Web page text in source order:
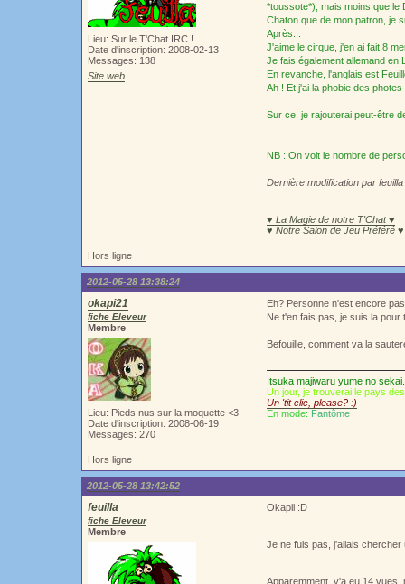
Lieu: Sur le T'Chat IRC !
Date d'inscription: 2008-02-13
Messages: 138
Site web
*toussote*), mais moins que le
Chaton que de mon patron, je
Après...
J'aime le cirque, j'en ai fait 8
Je fais également allemand en
En revanche, l'anglais est
Ah ! Et j'ai la phobie des
Sur ce, je rajouterai peut-être
NB : On voit le nombre de
Dernière modification par
♥ La Magie de notre T'Chat ♥
♥ Notre Salon de Jeu Préféré ♥
Hors ligne
2012-05-28 13:38:24
okapi21
fiche Eleveur
Membre
Lieu: Pieds nus sur la moquette <3
Date d'inscription: 2008-06-19
Messages: 270
Eh? Personne n'est encore
Ne t'en fais pas, je suis la
Befouille, comment va la
Itsuka majiwaru yume no
Un jour, je trouverai le pays
Un 'tit clic, please? :)
En mode: Fantôme
Hors ligne
2012-05-28 13:42:52
feuilla
fiche Eleveur
Membre
Okapii :D
Je ne fuis pas, j'allais
Apparemment, y'a eu 14